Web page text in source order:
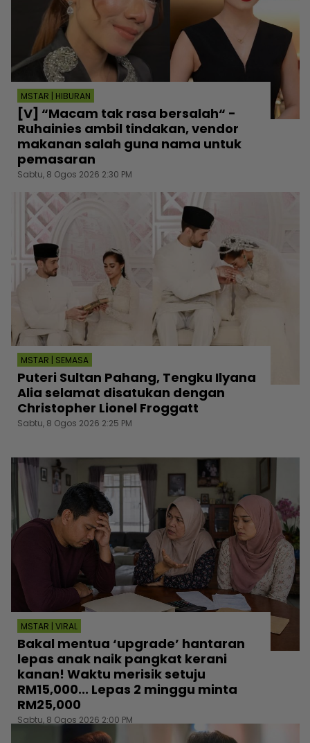
MSTAR | HIBURAN
[V] “Macam tak rasa bersalah“ -
Ruhainies ambil tindakan, vendor
makanan salah guna nama untuk
pemasaran
Sabtu, 8 Ogos 2026 2:30 PM
MSTAR | SEMASA
Puteri Sultan Pahang, Tengku Ilyana
Alia selamat disatukan dengan
Christopher Lionel Froggatt
Sabtu, 8 Ogos 2026 2:25 PM
MSTAR | VIRAL
Bakal mentua ‘upgrade’ hantaran
lepas anak naik pangkat kerani
kanan! Waktu merisik setuju
RM15,000... Lepas 2 minggu minta
RM25,000
Sabtu, 8 Ogos 2026 2:00 PM